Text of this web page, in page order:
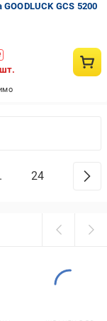
GCS 5200
24